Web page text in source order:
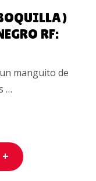
RF:
un manguito de
…